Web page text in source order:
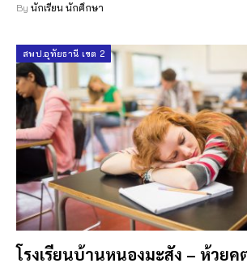
By นักเรียน นักศึกษา
สพป.อุทัยธานี เขต 2
โรงเรียนบ้านหนองมะสัง – ห้วย